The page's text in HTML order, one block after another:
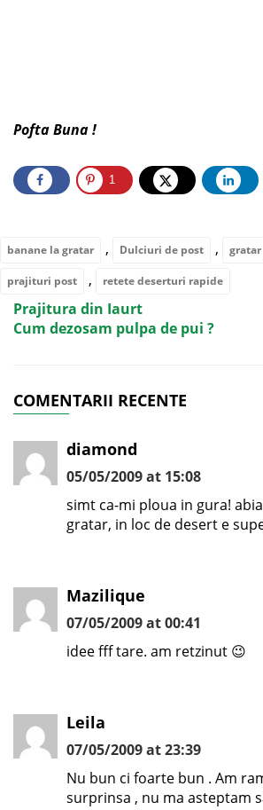
Pofta Buna !
1
banane la gratar , Dulciuri de post , gratar
prajituri post , retete deserturi rapide
Prajitura din Iaurt
Cum dezosam pulpa de pui ?
COMENTARII RECENTE
diamond
05/05/2009 at 15:08
simt ca-mi ploua in gura!
gratar, in loc de desert e
Mazilique
07/05/2009 at 00:41
idee fff tare. am retzinut 😉
Leila
07/05/2009 at 23:39
Nu bun ci foarte bun . Am
surprinsa , nu ma asteptam